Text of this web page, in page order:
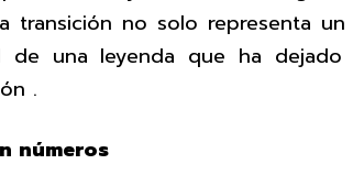
transición no solo representa
de una leyenda que ha dejado
.
números